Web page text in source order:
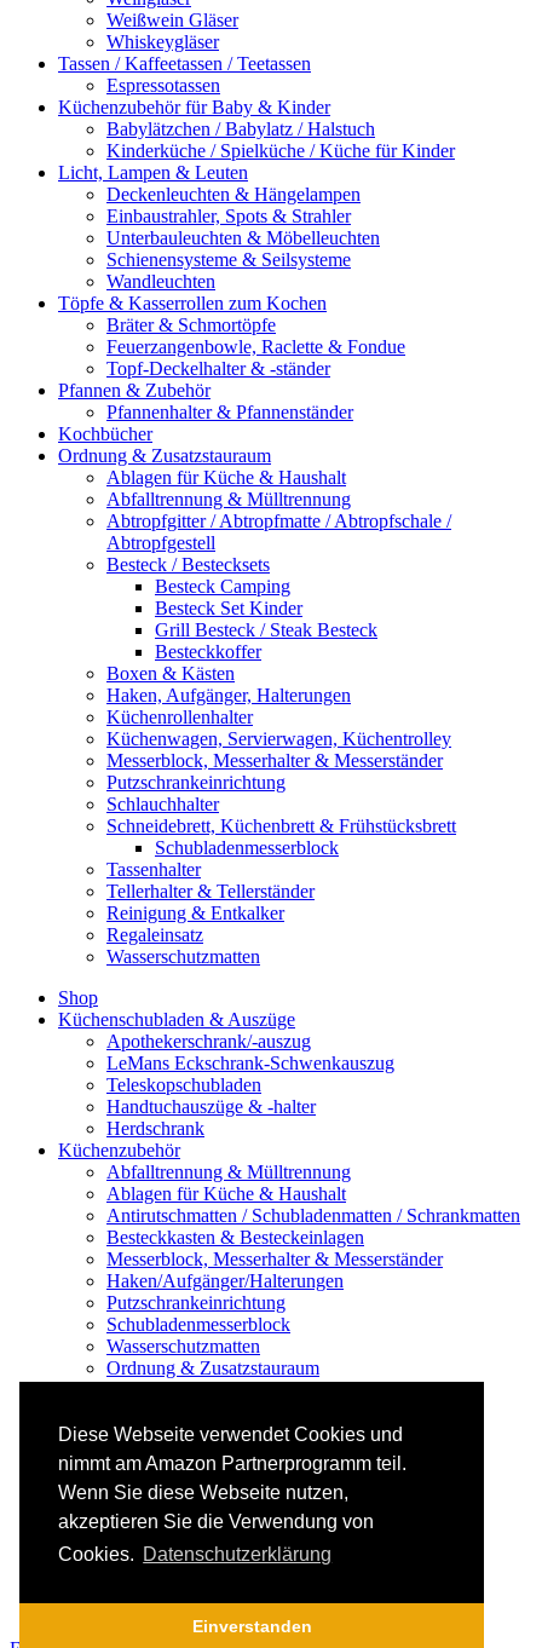
Diese Webseite verwendet Cookies und
nimmt am Amazon Partnerprogramm teil.
Wenn Sie diese Webseite nutzen,
akzeptieren Sie die Verwendung von
Cookies. Datenschutzerklärung
Einverstanden
Weißwein Gläser
Whiskeygläser
Tassen / Kaffeetassen / Teetassen
Espressotassen
Küchenzubehör für Baby & Kinder
Babylätzchen / Babylatz / Halstuch
Kinderküche / Spielküche / Küche für Kinder
Licht, Lampen & Leuten
Deckenleuchten & Hängelampen
Einbaustrahler, Spots & Strahler
Unterbauleuchten & Möbelleuchten
Schienensysteme & Seilsysteme
Wandleuchten
Töpfe & Kasserrollen zum Kochen
Bräter & Schmortöpfe
Feuerzangenbowle, Raclette & Fondue
Topf-Deckelhalter & -ständer
Pfannen & Zubehör
Pfannenhalter & Pfannenständer
Kochbücher
Ordnung & Zusatzstauraum
Ablagen für Küche & Haushalt
Abfalltrennung & Mülltrennung
Abtropfgitter / Abtropfmatte / Abtropfschale /
Abtropfgestell
Besteck / Bestecksets
Besteck Camping
Besteck Set Kinder
Grill Besteck / Steak Besteck
Besteckkoffer
Boxen & Kästen
Haken, Aufgänger, Halterungen
Küchenrollenhalter
Küchenwagen, Servierwagen, Küchentrolley
Messerblock, Messerhalter & Messerständer
Putzschrankeinrichtung
Schlauchhalter
Schneidebrett, Küchenbrett & Frühstücksbrett
Schubladenmesserblock
Tassenhalter
Tellerhalter & Tellerständer
Reinigung & Entkalker
Regaleinsatz
Wasserschutzmatten
Shop
Küchenschubladen & Auszüge
Apothekerschrank/-auszug
LeMans Eckschrank-Schwenkauszug
Teleskopschubladen
Handtuchauszüge & -halter
Herdschrank
Küchenzubehör
Abfalltrennung & Mülltrennung
Ablagen für Küche & Haushalt
Antirutschmatten / Schubladenmatten / Schrankmatten
Besteckkasten & Besteckeinlagen
Messerblock, Messerhalter & Messerständer
Haken/Aufgänger/Halterungen
Putzschrankeinrichtung
Schubladenmesserblock
Wasserschutzmatten
Ordnung & Zusatzstauraum
Gewürzregal & Gewürzboard
Regaleinsatz
Scharniere & Dämpfer
Küchen-Elektrogeräte
Küchen-Mixer & -Rührer
Küchenwaage
Smoothie Maker
Toaster